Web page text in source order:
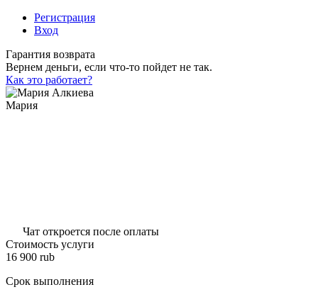
Регистрация
Вход
Гарантия возврата
Вернем деньги, если что-то пойдет не так.
Как это работает?
Мария
Чат откроется после оплаты
Стоимость услуги
16 900 rub
Срок выполнения